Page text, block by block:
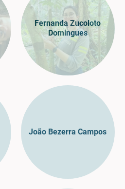
Fernanda Zucoloto
Domingues
João Bezerra Campos